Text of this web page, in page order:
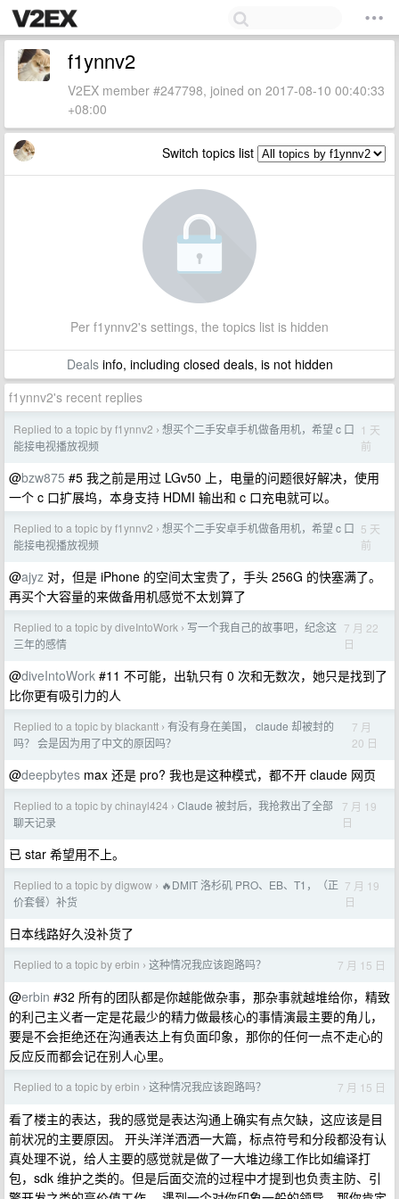
f1ynnv2
V2EX member #247798, joined on 2017-08-10 00:40:33
+08:00
Switch topics list
Per f1ynnv2's settings, the topics list is hidden
Dealsinfo, including closed deals, is not hidden
f1ynnv2's recent replies
Replied to a topic by f1ynnv2 › 想买个二手安卓手机做备用机，希望 c 口
能接电视播放视频
1 天
前
@bzw875 #5 我之前是用过 LGv50 上，电量的问题很好解决，使用
一个 c 口扩展坞，本身支持 HDMI 输出和 c 口充电就可以。
Replied to a topic by f1ynnv2 › 想买个二手安卓手机做备用机，希望 c 口
能接电视播放视频
5 天
前
@ajyz 对，但是 iPhone 的空间太宝贵了，手头 256G 的快塞满了。
再买个大容量的来做备用机感觉不太划算了
Replied to a topic by diveIntoWork › ​写一个我自己的故事吧，纪念这
三年的感情
7 月 22
日
@diveIntoWork #11 不可能，出轨只有 0 次和无数次，她只是找到了
比你更有吸引力的人
Replied to a topic by blackantt › 有没有身在美国， claude 却被封的
吗？ 会是因为用了中文的原因吗？
7 月
20 日
@deepbytes max 还是 pro? 我也是这种模式，都不开 claude 网页
Replied to a topic by chinayl424 › Claude 被封后，我抢救出了全部
聊天记录
7 月 19
日
已 star 希望用不上。
Replied to a topic by digwow › 🔥DMIT 洛杉矶 PRO、EB、T1，（正
价套餐）补货
7 月 19
日
日本线路好久没补货了
Replied to a topic by erbin › 这种情况我应该跑路吗？ 7 月 15 日
@erbin #32 所有的团队都是你越能做杂事，那杂事就越堆给你，精致
的利己主义者一定是花最少的精力做最核心的事情演最主要的角儿，
要是不会拒绝还在沟通表达上有负面印象，那你的任何一点不走心的
反应反而都会记在别人心里。
Replied to a topic by erbin › 这种情况我应该跑路吗？ 7 月 15 日
看了楼主的表达，我的感觉是表达沟通上确实有点欠缺，这应该是目
前状况的主要原因。 开头洋洋洒洒一大篇，标点符号和分段都没有认
真处理不说，给人主要的感觉就是做了一大堆边缘工作比如编译打
包，sdk 维护之类的。但是后面交流的过程中才提到也负责主防、引